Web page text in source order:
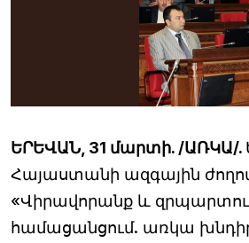
ԵՐԵՎԱՆ, 31 մարտի. /ԱՌԿԱ/.
Հայաստանի ազգային
«Վիրավորանք և
համացանցում. առկա